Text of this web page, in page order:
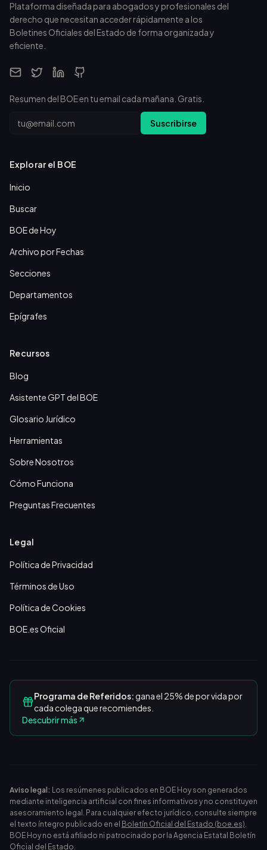
Plataforma diseñada para abogados y profesionales del
derecho que necesitan acceder rápidamente a los
Boletines Oficiales del Estado de forma organizada y
eficiente.
Resumen del BOE en tu email cada mañana. Gratis.
Email Suscribirse
Explorar el BOE
Inicio
Buscar
BOE de Hoy
Archivo por Fechas
Secciones
Departamentos
Epígrafes
Recursos
Blog
Asistente GPT del BOE
Glosario Jurídico
Herramientas
Sobre Nosotros
Cómo Funciona
Preguntas Frecuentes
Legal
Política de Privacidad
Términos de Uso
Política de Cookies
BOE.es Oficial
Programa de Referidos:gana el 25% de por vida por
cada colega que recomiendes.
Descubrir más
Aviso legal: Los resúmenes publicados en BOE Hoy son generados
mediante inteligencia artificial con fines informativos y no constituyen
asesoramiento legal. Para cualquier efecto jurídico, consulte siempre
el texto íntegro publicado en el Boletín Oficial del Estado (boe.es).
BOE Hoy no está afiliado ni patrocinado por la Agencia Estatal Boletín
Oficial del Estado.